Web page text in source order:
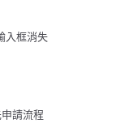
入框消失
請流程